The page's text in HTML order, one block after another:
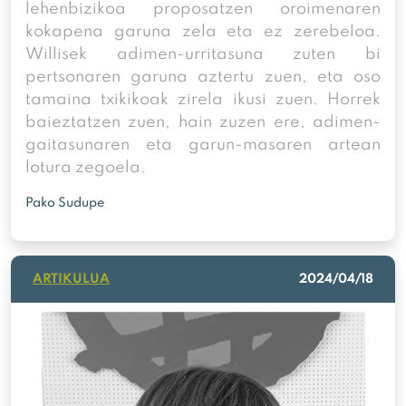
lehenbizikoa proposatzen oroimenaren
kokapena garuna zela eta ez zerebeloa.
Willisek adimen-urritasuna zuten bi
pertsonaren garuna aztertu zuen, eta oso
tamaina txikikoak zirela ikusi zuen. Horrek
baieztatzen zuen, hain zuzen ere, adimen-
gaitasunaren eta garun-masaren artean
lotura zegoela.
Pako Sudupe
ARTIKULUA 2024/04/18